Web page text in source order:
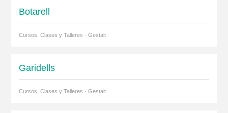
Botarell
Cursos, Clases y Talleres · Gestalt
Garidells
Cursos, Clases y Talleres · Gestalt